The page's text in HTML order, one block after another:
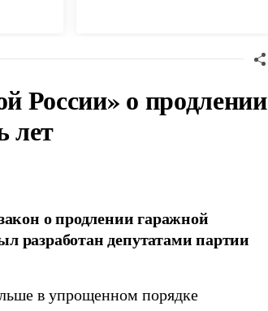
России» о продлении
лет
о продлении гаражной
разработан депутатами партии
в упрощенном порядке